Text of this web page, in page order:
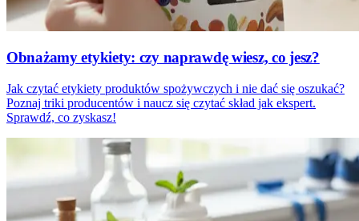
Obnażamy etykiety: czy naprawdę wiesz, co jesz?
Jak czytać etykiety produktów spożywczych i nie dać się oszukać?
Poznaj triki producentów i naucz się czytać skład jak ekspert.
Sprawdź, co zyskasz!